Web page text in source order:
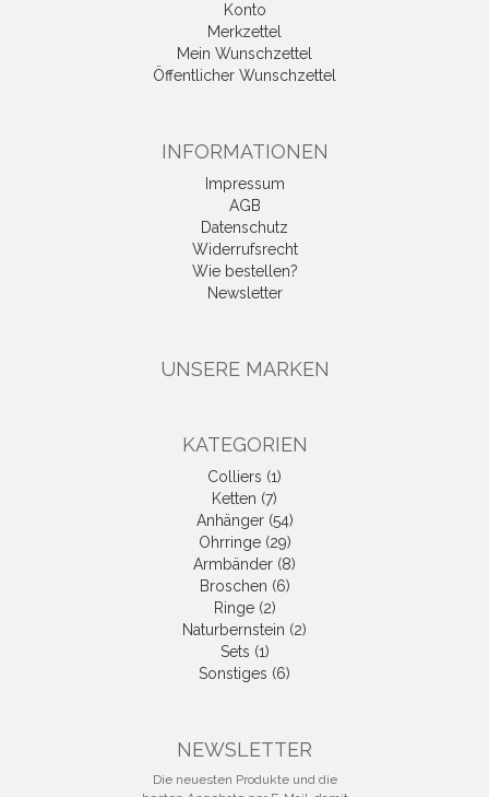
Konto
Merkzettel
Mein Wunschzettel
Öffentlicher Wunschzettel
INFORMATIONEN
Impressum
AGB
Datenschutz
Widerrufsrecht
Wie bestellen?
Newsletter
UNSERE MARKEN
KATEGORIEN
Colliers (1)
Ketten (7)
Anhänger (54)
Ohrringe (29)
Armbänder (8)
Broschen (6)
Ringe (2)
Naturbernstein (2)
Sets (1)
Sonstiges (6)
NEWSLETTER
Die neuesten Produkte und die